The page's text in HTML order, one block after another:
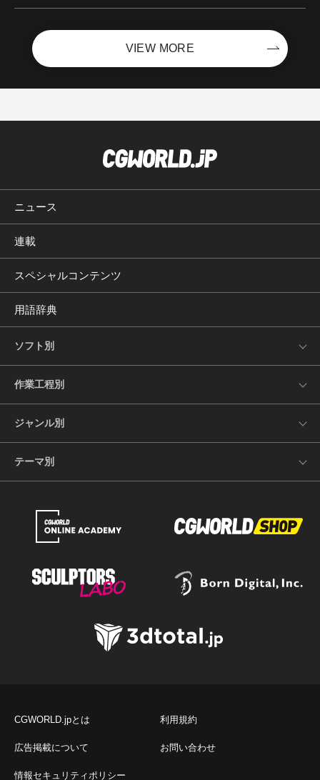
VIEW MORE
ニュース
連載
スペシャルコンテンツ
用語辞典
ソフト別
作業工程別
ジャンル別
テーマ別
CGWORLD.jpとは 利用規約
広告掲載について お問い合わせ
情報セキュリティポリシー